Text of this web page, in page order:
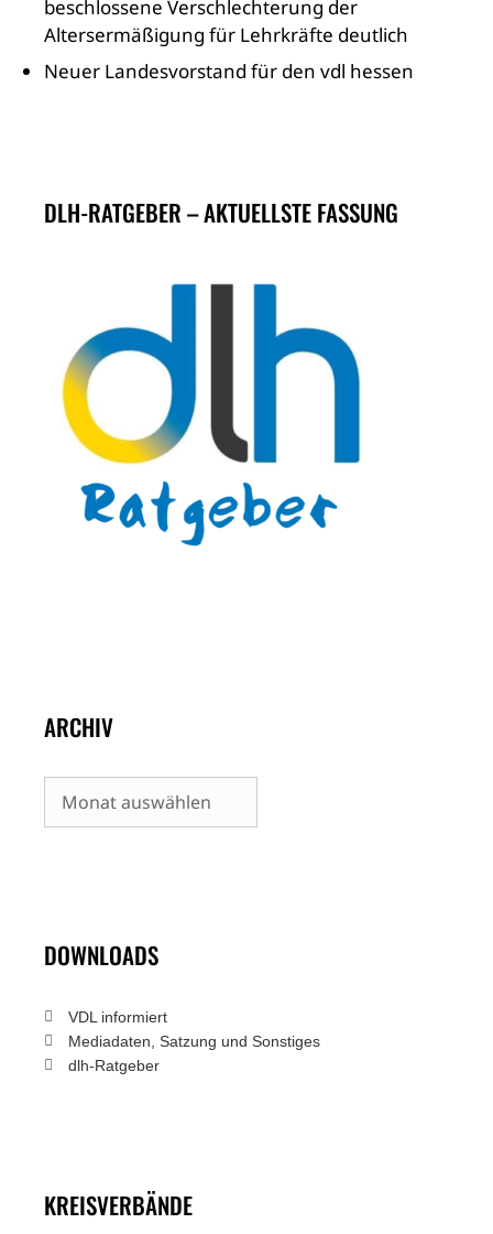
beschlossene Verschlechterung der
Altersermäßigung für Lehrkräfte deutlich
Neuer Landesvorstand für den vdl hessen
DLH-RATGEBER – AKTUELLSTE FASSUNG
ARCHIV
Archiv
DOWNLOADS
VDL informiert
Mediadaten, Satzung und Sonstiges
dlh-Ratgeber
KREISVERBÄNDE